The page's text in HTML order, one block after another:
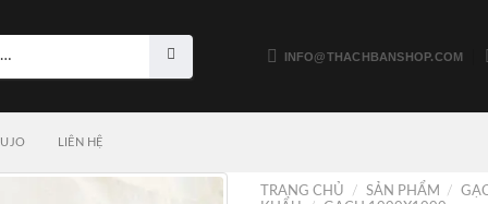
INFO@THACHBANSHOP.COM
LUJO LIÊN HỆ
TRANG CHỦ / SẢN PHẨM /